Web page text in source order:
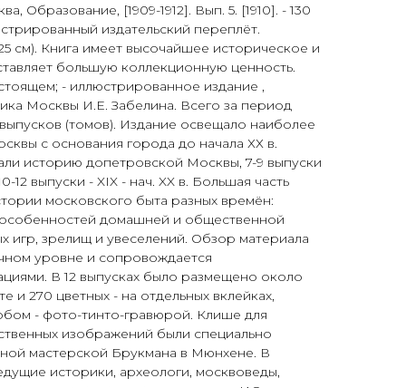
Образование, [1909-1912]. Вып. 5. [1910]. - 130
издательский переплёт.
см). Книга имеет высочайшее историческое и
большую коллекционную ценность.
- иллюстрированное издание ,
Москвы И.Е. Забелина. Всего за период
выпусков (томов). Издание освещало наиболее
с основания города до начала ХХ в.
историю допетровской Москвы, 7-9 выпуски
12 выпуски - XIX - нач. XX в. Большая часть
московского быта разных времён:
домашней и общественной
игр, зрелищ и увеселений. Обзор материала
уровне и сопровождается
В 12 выпусках было размещено около
и 270 цветных - на отдельных вклейках,
- фото-тинто-гравюрой. Клише для
изображений были специально
мастерской Брукмана в Мюнхене. В
историки, археологи, москвоведы,